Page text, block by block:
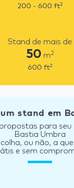
200 - 600 ft2
Stand de mais de
50 m2
600 ft2
stand em
para
Bastia Umbra
ou não, a
e sem